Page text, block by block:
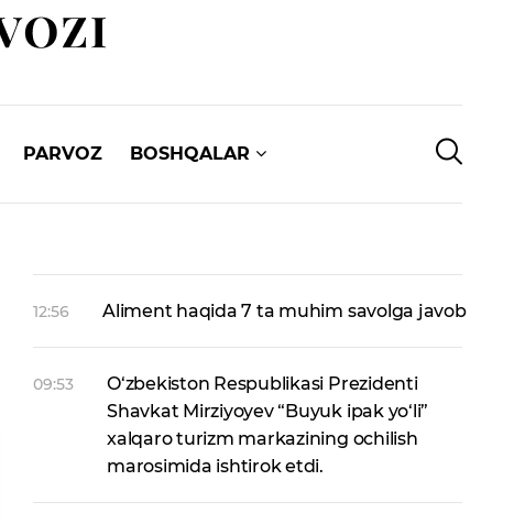
PARVOZ BOSHQALAR
12:56 Aliment haqida 7 ta muhim savolga javob
09:53
O‘zbekiston Respublikasi Prezidenti
Shavkat Mirziyoyev “Buyuk ipak yo‘li”
xalqaro turizm markazining ochilish
marosimida ishtirok etdi.